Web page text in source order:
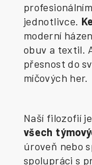
jednotlivce.
moderní
obuv a textil.
přesnost do
míčových her.
Naší filozofií
všech
úroveň nebo
spolupráci s